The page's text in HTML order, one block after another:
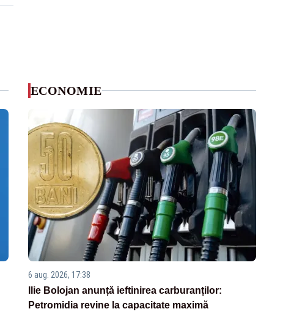
ECONOMIE
6 aug. 2026, 17:38
Ilie Bolojan anunță ieftinirea carburanților:
Petromidia revine la capacitate maximă